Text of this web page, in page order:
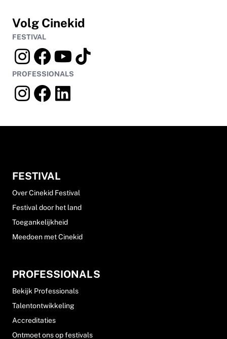
Volg Cinekid
FESTIVAL
PROFESSIONALS
FESTIVAL
Over Cinekid Festival
Festival door het land
Toegankelijkheid
Meedoen met Cinekid
PROFESSIONALS
Bekijk Professionals
Talentontwikkeling
Accreditaties
Ontmoet ons op festivals